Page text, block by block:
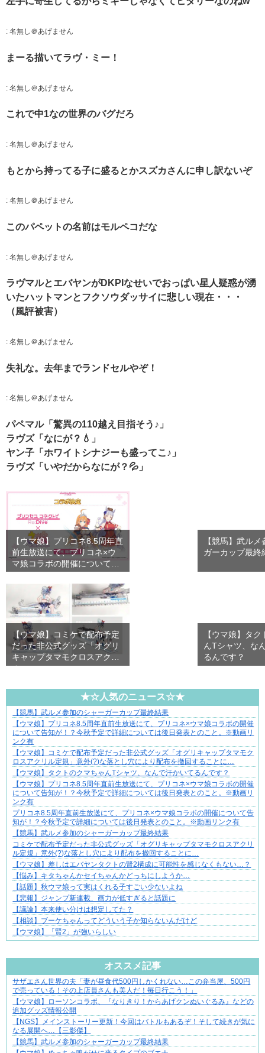
: 名無し＠あげません
まーる描いてラヴ・ミー！
: 名無し＠あげません
これで中1なの世界のバグだろ
: 名無し＠あげません
もとから持ってる子に盛るとかスズカさんに申し訳ないぞ
: 名無し＠あげません
このパペットの名前はモルペコだな
: 名無し＠あげません
ラヴマルとエバヤンがDKPIなせいでおっぱい星人疑惑が湧
いたハットマンとフクソウダッサイに悲しい現在・・・
（風評被害）
: 名無し＠あげません
失礼な。去年までランドセルやぞ！
: 名無し＠あげません
パペマル「驚異の110越え目指そう♪」
ラヴズ「なにが？💧」
ヤン子「ホワイトシナジーも盛ってこ♪」
ラヴズ「いやだからなにが？💦」
【ウマ娘】プリコネ8.5周年直
前生放送にて、プリコネ×ウ
マ娘コラボの開催について…
【競馬】武ル
ガーカップ最終
【ウマ娘】コミケで配布予定
だった非公式グッズ「オグリ
キャップタマモクロスアクリ
ル…
【ウマ娘】タ
んTシャツ、な
るんです？
★☆人気のニュース☆★
三十路女子の仕事と恋、その先にあった本音
【競馬】武ルメ参加のシャーガーカップ最終結果
【ウマ娘】プリコネ8.5周年直前生放送にて、プリコネ×ウマ娘コラボの開催
について告知が！？今秋予定で詳細については後日発表とのこと。※動画リ
ンク有
【ウマ娘】コミケで配布予定だった非公式グッズ「オグリキャップタマモク
ロスアクリル定規」意外(?)な落とし穴により配布を撤回することに…
【ウマ娘】タクトのクマちゃんTシャツ、なんで汗かいてるんです？
【ウマ娘】プリコネ8.5周年直前生放送にて、プリコネ×ウマ娘コラボの開催
について告知が！？今秋予定で詳細については後日発表とのこと。※動画リ
ンク有
プリコネ8.5周年直前生放送にて、プリコネ×ウマ娘コラボの開催について告
知が！？今秋予定で詳細については後日発表とのこと。※動画リンク有
【競馬】武ルメ参加のシャーガーカップ最終結果
コミケで配布予定だった非公式グッズ「オグリキャップタマモクロスアクリ
ル定規」意外(?)な落とし穴により配布を撤回することに…
【ウマ娘】差しはエバヤンタクトの賢2構成に可能性を感じなくもない…？
【悩み】キタちゃんかセイちゃんかどっちにしようか…
【話題】秋ウマ娘って実はくれる子すごい少ないよね
【悲報】ジャンプ新連載、画力が低すぎると話題に
【議論】本来使い分けは想定してた？
【相談】ブーケちゃんってどういう子か知らないんだけど
【ウマ娘】「賢2」が強いらしい
オススメ記事
成長の先で気づいた想い、不器用な大人の恋
サザエさん世界の夫「妻が昼食代500円しかくれない…この弁当屋、500円
で売っている！その上店員さんも美人だ！毎日行こう！」
【ウマ娘】ローソンコラボ、『なりきり！からあげクンぬいぐるみ』などの
追加グッズ情報公開
【NGS】メインストーリー更新！今回はバトルもあるぞ！そして続きが気に
なる展開へ…【三影傑】
【競馬】武ルメ参加のシャーガーカップ最終結果